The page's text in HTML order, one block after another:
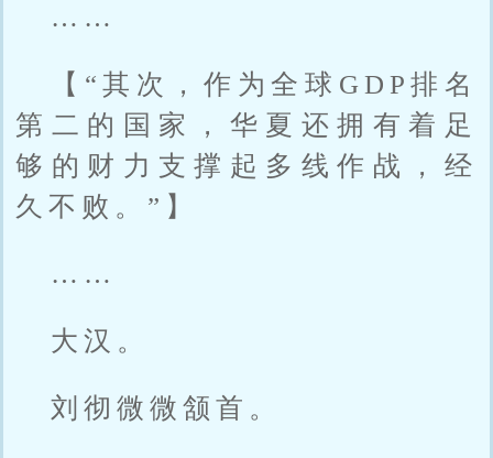
……
【“其次，作为全球GDP排名
第二的国家，华夏还拥有着足
够的财力支撑起多线作战，经
久不败。”】
……
大汉。
刘彻微微颔首。